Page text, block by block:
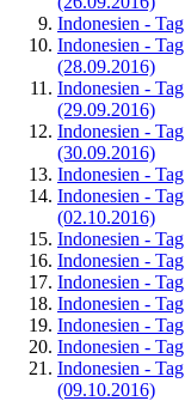
Indonesien -
Indonesien -
(28.09.2016)
Indonesien -
(29.09.2016)
Indonesien -
(30.09.2016)
Indonesien -
Indonesien -
(02.10.2016)
Indonesien -
Indonesien -
Indonesien -
Indonesien -
Indonesien -
Indonesien -
Indonesien -
(09.10.2016)